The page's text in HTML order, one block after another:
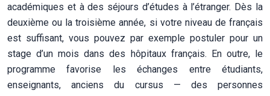
académiques et à des séjours d’études à l’étranger. Dès la
deuxième ou la troisième année, si votre niveau de français
est suffisant, vous pouvez par exemple postuler pour un
stage d’un mois dans des hôpitaux français. En outre, le
programme favorise les échanges entre étudiants,
enseignants, anciens du cursus — des personnes